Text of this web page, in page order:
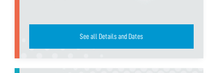
See all Details and Dates